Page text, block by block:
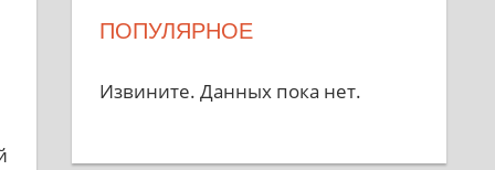
ПОПУЛЯРНОЕ
Извините. Данных пока нет.